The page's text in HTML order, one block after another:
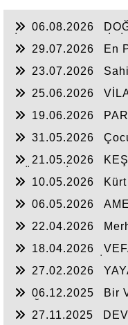
06.08.2026
29.07.2026
En
23.07.2026
25.06.2026
19.06.2026
DEĞERLENDIRME
31.05.2026
21.05.2026
10.05.2026
06.05.2026
22.04.2026
18.04.2026
27.02.2026
06.12.2025
Bir
27.11.2025